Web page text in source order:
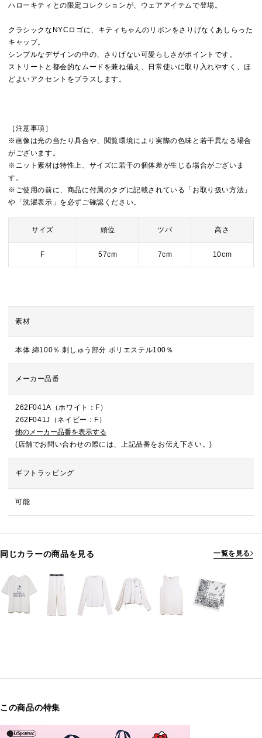
ハローキティとの限定コレクションが、ウェアアイテムで登場。
クラシックなNYCロゴに、キティちゃんのリボンをさりげなくあしらった
キャップ。
シンプルなデザインの中の、さりげない可愛らしさがポイントです。
ストリートと都会的なムードを兼ね備え、日常使いに取り入れやすく、ほ
どよいアクセントをプラスします。
［注意事項］
※画像は光の当たり具合や、閲覧環境により実際の色味と若干異なる場合
がございます。
※ニット素材は特性上、サイズに若干の個体差が生じる場合がございま
す。
※ご使用の前に、商品に付属のタグに記載されている「お取り扱い方法」
や「洗濯表示」を必ずご確認ください。
サイズ 頭位 ツバ 高さ
F 57cm 7cm 10cm
素材
本体 綿100％ 刺しゅう部分 ポリエステル100％
メーカー品番
262F041A（ホワイト：F）
262F041J（ネイビー：F）
他のメーカー品番を表示する
(店舗でお問い合わせの際には、上記品番をお伝え下さい。)
ギフトラッピング
可能
同じカラーの商品を見る 一覧を見る
この商品の特集